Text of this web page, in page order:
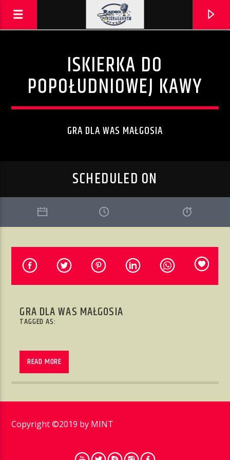
LOVE SONG
AKTUALNA AUDYCJA
NIENAGANNY WODZIREJ
Radio w Nieganannym Stylu
ISKIERKA DO
POPOŁUDNIOWEJ KAWY
GRA DLA WAS MAŁGOSIA
SCHEDULED ON
GRA DLA WAS MAŁGOSIA
TAGGED AS:
READ MORE
Copyright ©2019 by MINT